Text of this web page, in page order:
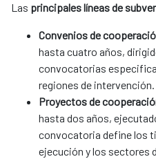
Las principales líneas de
Convenios de
hasta cuatro años,
convocatorias
regiones de intervención.
Proyectos de
hasta dos años,
convocatoria define los
ejecución y los sectores